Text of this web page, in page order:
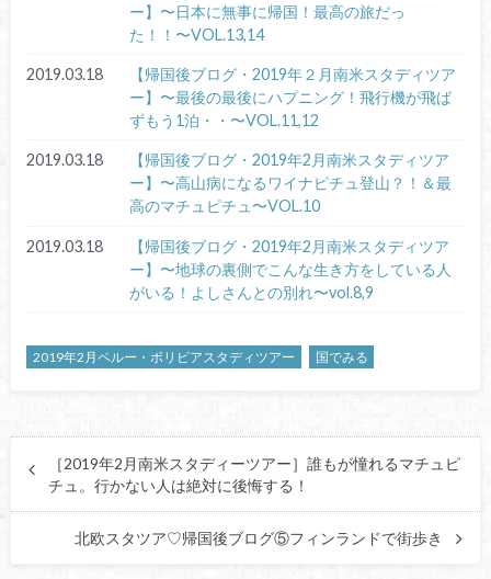
ー】〜日本に無事に帰国！最高の旅だっ
た！！〜VOL.13,14
2019.03.18
【帰国後ブログ・2019年２月南米スタディツア
ー】〜最後の最後にハプニング！飛行機が飛ば
ずもう1泊・・〜VOL.11,12
2019.03.18
【帰国後ブログ・2019年2月南米スタディツア
ー】〜高山病になるワイナピチュ登山？！＆最
高のマチュピチュ〜VOL.10
2019.03.18
【帰国後ブログ・2019年2月南米スタディツア
ー】〜地球の裏側でこんな生き方をしている人
がいる！よしさんとの別れ〜vol.8,9
2019年2月ペルー・ボリビアスタディツアー 国でみる
［2019年2月南米スタディーツアー］誰もが憧れるマチュピ
チュ。行かない人は絶対に後悔する！
北欧スタツア♡帰国後ブログ⑤フィンランドで街歩き